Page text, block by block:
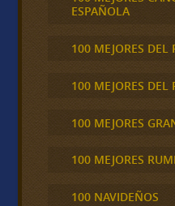
ESPAÑOLA
100 MEJORES DEL
100 MEJORES
100 MEJORES
100 MEJORES
100 NAVIDEÑOS